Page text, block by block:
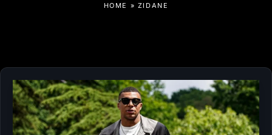
HOME » ZIDANE